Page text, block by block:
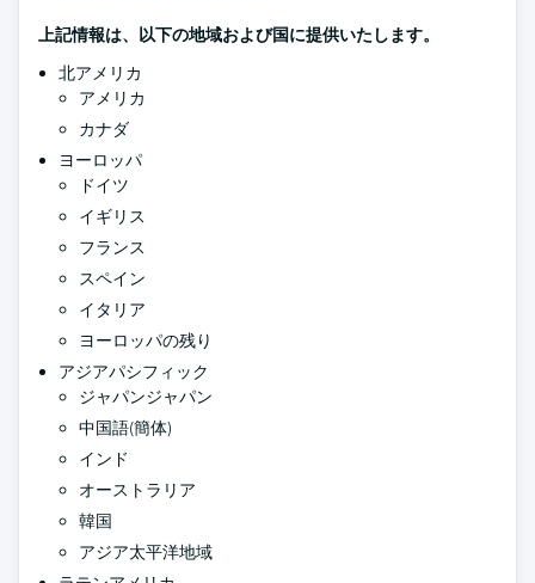
上記情報は、以下の地域および国に提供いたします。
北アメリカ
アメリカ
カナダ
ヨーロッパ
ドイツ
イギリス
フランス
スペイン
イタリア
ヨーロッパの残り
アジアパシフィック
ジャパンジャパン
中国語(簡体)
インド
オーストラリア
韓国
アジア太平洋地域